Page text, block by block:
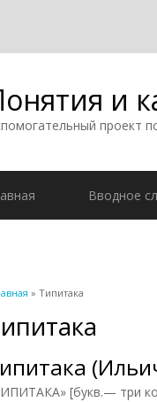
и
проект
Вводное
здесь» Типитака
[букв.— три